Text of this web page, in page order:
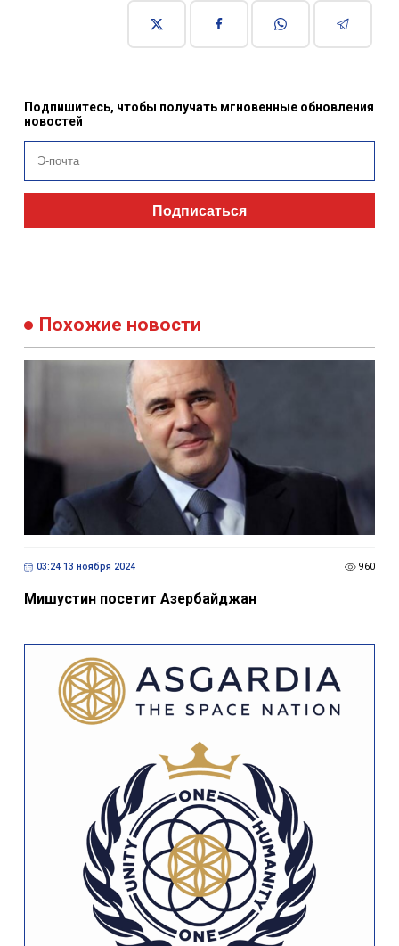
Подпишитесь, чтобы получать мгновенные обновления
новостей
Подписаться
Похожие новости
03:24 13 ноября 2024 960
Мишустин посетит Азербайджан